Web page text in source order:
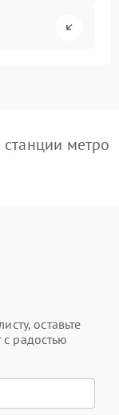
метро
оставьте
радостью